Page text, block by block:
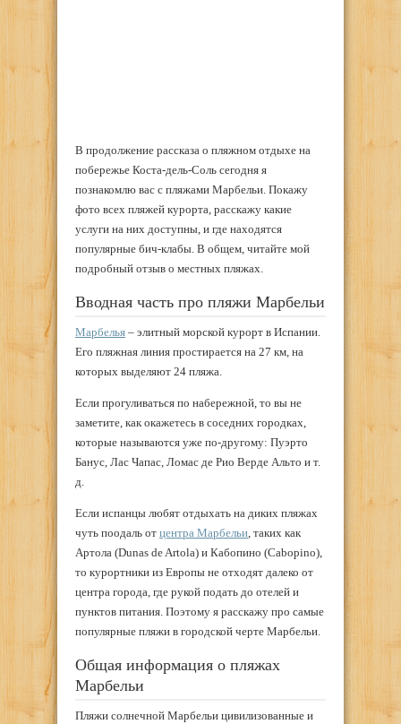
В продолжение рассказа о пляжном отдыхе на
побережье Коста-дель-Соль сегодня я
познакомлю вас с пляжами Марбельи. Покажу
фото всех пляжей курорта, расскажу какие
услуги на них доступны, и где находятся
популярные бич-клабы. В общем, читайте мой
подробный отзыв о местных пляжах.
Вводная часть про пляжи Марбельи
Марбелья – элитный морской курорт в Испании.
Его пляжная линия простирается на 27 км, на
которых выделяют 24 пляжа.
Если прогуливаться по набережной, то вы не
заметите, как окажетесь в соседних городках,
которые называются уже по-другому: Пуэрто
Банус, Лас Чапас, Ломас де Рио Верде Альто и т.
д.
Если испанцы любят отдыхать на диких пляжах
чуть поодаль от центра Марбельи , таких как
Артола (Dunas de Artola) и Кабопино (Cabopino),
то курортники из Европы не отходят далеко от
центра города, где рукой подать до отелей и
пунктов питания. Поэтому я расскажу про самые
популярные пляжи в городской черте Марбельи.
Общая информация о пляжах
Марбельи
Пляжи солнечной Марбельи цивилизованные и